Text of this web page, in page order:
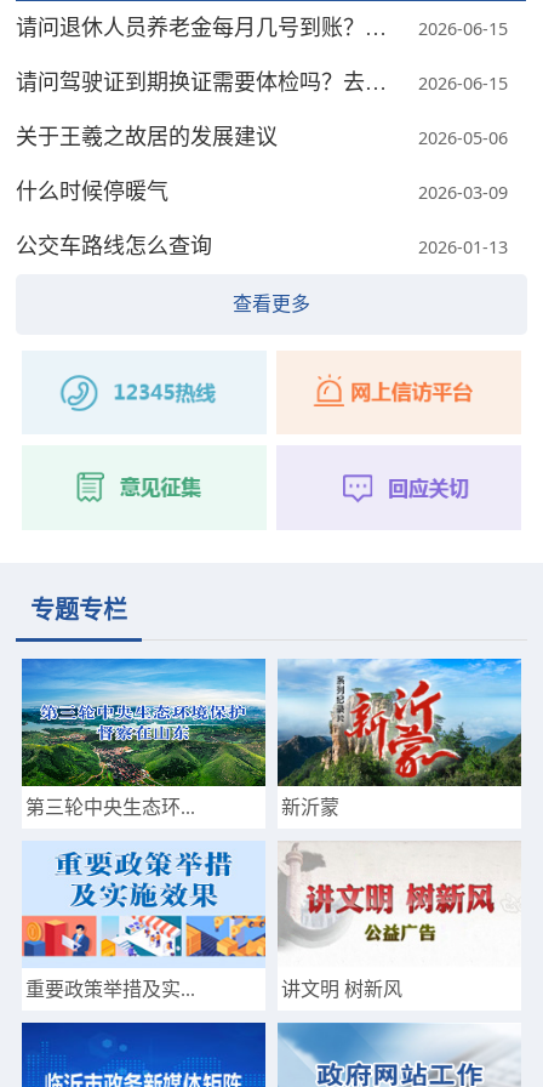
请问退休人员养老金每月几号到账？怎
2026-06-15
请问驾驶证到期换证需要体检吗？去哪
2026-06-15
关于王羲之故居的发展建议 2026-05-06
什么时候停暖气 2026-03-09
公交车路线怎么查询 2026-01-13
查看更多
专题专栏
第三轮中央生态环... 新沂蒙
重要政策举措及实... 讲文明 树新风